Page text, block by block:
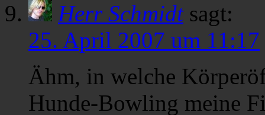
Herr Schmidt sagt:
25. April 2007 um 11:17
Ähm, in welche
Hunde-Bowling meine